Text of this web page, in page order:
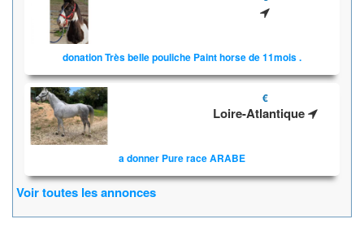
donation Très belle pouliche Paint horse de 11mois .
€
Loire-Atlantique
a donner Pure race ARABE
Voir toutes les annonces